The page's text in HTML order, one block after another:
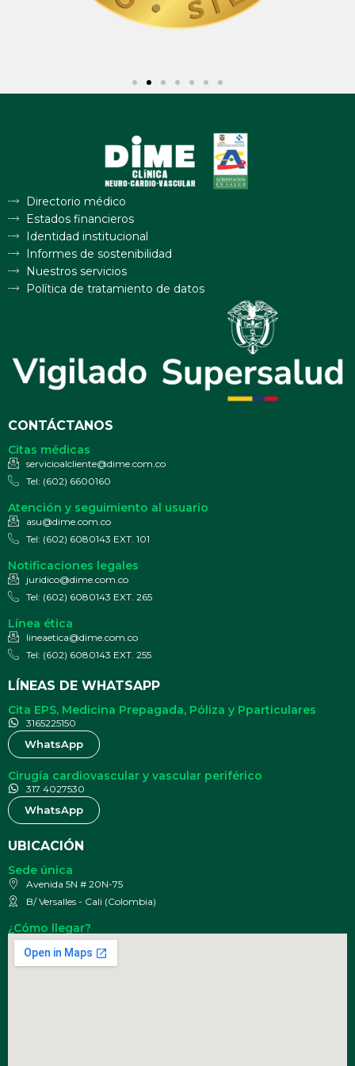
Directorio médico
Estados financieros
Identidad institucional
Informes de sostenibilidad
Nuestros servicios
Política de tratamiento de datos
CONTÁCTANOS
Citas médicas
servicioalcliente@dime.com.co
Tel: (602) 6600160
Atención y seguimiento al usuario
asu@dime.com.co
Tel: (602) 6080143 EXT. 101
Notificaciones legales
juridico@dime.com.co
Tel: (602) 6080143 EXT. 265
Línea ética
lineaetica@dime.com.co
Tel: (602) 6080143 EXT. 255
LÍNEAS DE WHATSAPP
Cita EPS, Medicina Prepagada, Póliza y Pparticulares
3165225150
WhatsApp
Cirugía cardiovascular y vascular periférico
317 4027530
WhatsApp
UBICACIÓN
Sede única
Avenida 5N # 20N-75
B/ Versalles - Cali (Colombia)
¿Cómo llegar?